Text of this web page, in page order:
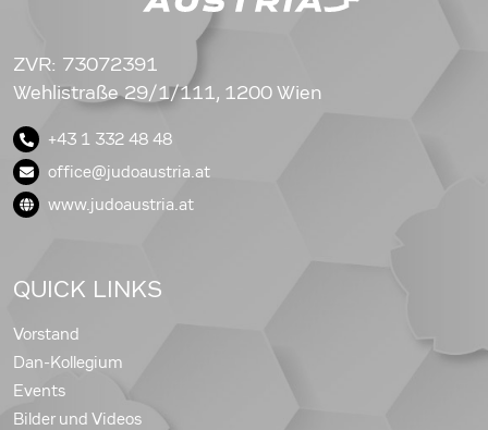
ZVR: 73072391
Wehlistraße 29/1/111, 1200 Wien
+43 1 332 48 48
office@judoaustria.at
www.judoaustria.at
QUICK LINKS
Vorstand
Dan-Kollegium
Events
Bilder und Videos